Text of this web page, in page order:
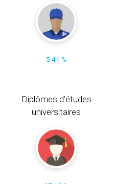
5.41 %
Diplômes d'études
universitaires